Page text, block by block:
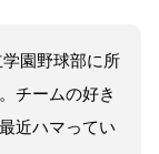
園野球部に所
チームの好き
近ハマってい